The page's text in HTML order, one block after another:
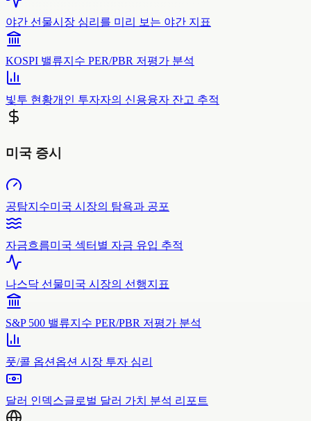
야간 선물시장 심리를 미리 보는 야간 지표
KOSPI 밸류지수 PER/PBR 저평가 분석
빛투 현황개인 투자자의 신용융자 잔고 추적
미국 증시
공탐지수미국 시장의 탐욕과 공포
자금흐름미국 섹터별 자금 유입 추적
나스닥 선물미국 시장의 선행지표
S&P 500 밸류지수 PER/PBR 저평가 분석
풋/콜 옵션 옵션 시장 투자 심리
달러 인덱스글로벌 달러 가치 분석 리포트